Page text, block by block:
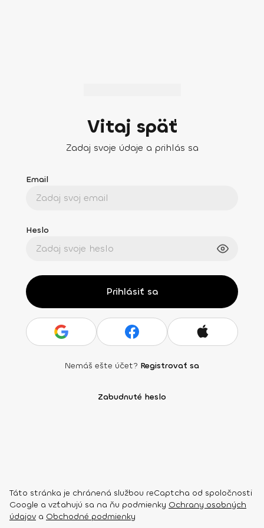
Vitaj späť
Zadaj svoje údaje a prihlás sa
Email
Heslo
Prihlásiť sa
Nemáš ešte účet? Registrovať sa
Zabudnuté heslo
Táto stránka je chránená službou reCaptcha od spoločnosti
Google a vzťahujú sa na ňu podmienky Ochrany osobných
údajov a Obchodné podmienky